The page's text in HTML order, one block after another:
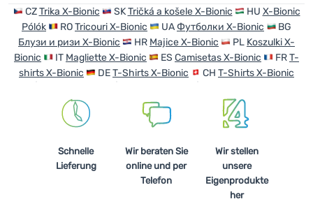
Anmelden /
Registrieren
CZTrika X-Bionic SKTričká a košele X-Bionic HU X-Bionic
Pólók
ROTricouri X-Bionic UAФутболки X-Bionic
BG
Блузи и ризи X-Bionic
HR Majice X-Bionic PL Koszulki X-
Bionic
IT Magliette X-Bionic ES Camisetas X-Bionic FRT-
shirts X-Bionic
DET-Shirts X-Bionic CH T-Shirts X-Bionic
Schnelle
Lieferung
Wir beraten Sie
online und per
Telefon
Wir stellen
unsere
Eigenprodukte
her